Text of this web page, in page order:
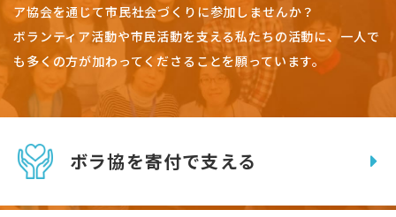
ア協会を通じて市民社会づくりに参加しませんか？
ボランティア活動や市民活動を支える私たちの活動に、一人で
も多くの方が加わってくださることを願っています。
ボラ協を寄付で支える